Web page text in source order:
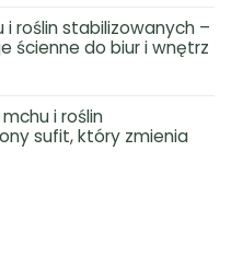
i roślin stabilizowanych –
ścienne do biur i wnętrz
i roślin
sufit, który zmienia